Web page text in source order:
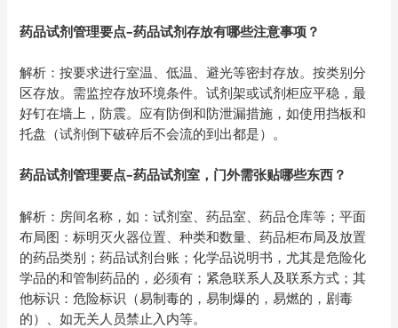
药品试剂管理要点–药品试剂存放有哪些注意事项？
解析：按要求进行室温、低温、避光等密封存放。按类别分
区存放。需监控存放环境条件。试剂架或试剂柜应平稳，最
好钉在墙上，防震。应有防倒和防泄漏措施，如使用挡板和
托盘（试剂倒下破碎后不会流的到出都是）。
药品试剂管理要点–药品试剂室，门外需张贴哪些东西？
解析：房间名称，如：试剂室、药品室、药品仓库等；平面
布局图：标明灭火器位置、种类和数量、药品柜布局及放置
的药品类别；药品试剂台账；化学品说明书，尤其是危险化
学品的和管制药品的，必须有；紧急联系人及联系方式；其
他标识：危险标识（易制毒的，易制爆的，易燃的，剧毒
的）、如无关人员禁止入内等。